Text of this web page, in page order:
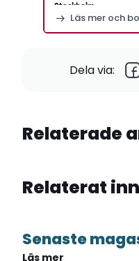
Stockholm
Läs mer och
Dela via:
Relaterade
Relaterat
Senaste
Läs mer